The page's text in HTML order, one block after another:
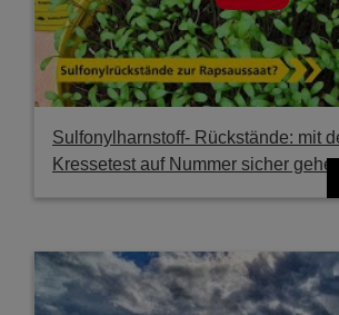
Sulfonylharnstoff- Rückstände: mit
Kressetest auf Nummer sicher